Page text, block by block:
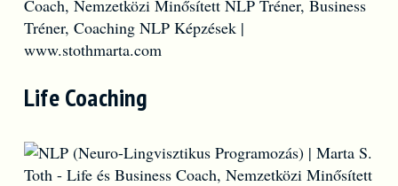
Life Coaching